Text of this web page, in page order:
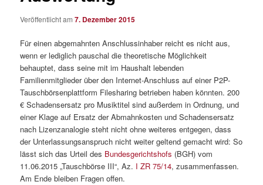
Veröffentlicht am7. Dezember 2015
Für einen abgemahnten Anschlussinhaber reicht es nicht aus,
wenn er lediglich pauschal die theoretische Möglichkeit
behauptet, dass seine mit im Haushalt lebenden
Familienmitglieder über den Internet-Anschluss auf einer P2P-
Tauschbörsenplattform Filesharing betrieben haben könnten. 200
€ Schadensersatz pro Musiktitel sind außerdem in Ordnung, und
einer Klage auf Ersatz der Abmahnkosten und Schadensersatz
nach Lizenzanalogie steht nicht ohne weiteres entgegen, dass
der Unterlassungsanspruch nicht weiter geltend gemacht wird: So
lässt sich das Urteil des Bundesgerichtshofs (BGH) vom
11.06.2015 „Tauschbörse III“, Az. I ZR 75/14, zusammenfassen.
Am Ende bleiben Fragen offen.